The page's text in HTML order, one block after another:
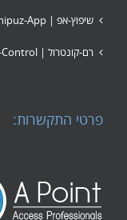
שיפוץ-אפ | Shipuz-App – מערכת ניהול לשיפוצניקים וקבלנים
רם-קונטרול | Ram-Control – מערכת מחשב תיפעולית לקבלן ביצוע
פרטי התקשרות: